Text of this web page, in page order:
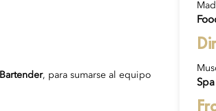
Bartender, para sumarse al equipo